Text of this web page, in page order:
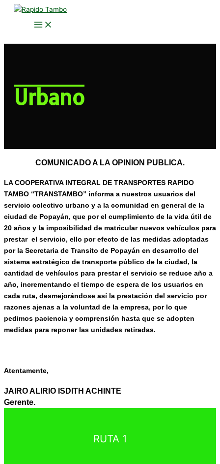
contenido
Urbano
COMUNICADO A LA OPINION PUBLICA.
LA COOPERATIVA INTEGRAL DE TRANSPORTES RAPIDO
TAMBO “TRANSTAMBO” informa a nuestros usuarios del
servicio colectivo urbano y a la comunidad en general de la
ciudad de Popayán, que por el cumplimiento de la vida útil de
20 años y la imposibilidad de matricular nuevos vehículos para
prestar el servicio, ello por efecto de las medidas adoptadas
por la Secretaria de Transito de Popayán en desarrollo del
sistema estratégico de transporte público de la ciudad, la
cantidad de vehículos para prestar el servicio se reduce año a
año, incrementando el tiempo de espera de los usuarios en
cada ruta, desmejorándose así la prestación del servicio por
razones ajenas a la voluntad de la empresa, por lo que
pedimos paciencia y comprensión hasta que se adopten
medidas para reponer las unidades retiradas.
Atentamente,
JAIRO ALIRIO ISDITH ACHINTE
Gerente.
RUTA 1